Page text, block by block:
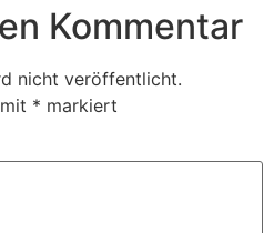
Kommentar
nicht veröffentlicht.
* markiert